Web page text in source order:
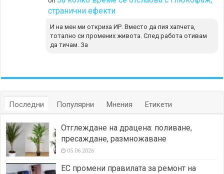
странични ефекти
И на мен ми откриха ИР. Вместо да пия хапчета,
тотално си промених живота. След работа отивам
да тичам. За
Последни Популярни Мнения Етикети
Отглеждане на драцена: поливане,
пресаждане, размножаване
05.06.2026
ЕС промени правилата за ремонт на